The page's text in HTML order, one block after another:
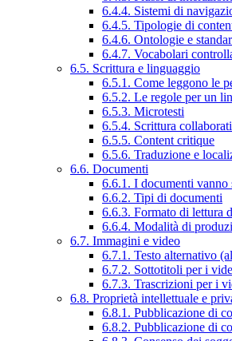
6.4.4. Sistemi di
6.4.5. Tipologie di
6.4.6. Ontologie e
6.4.7. Vocabolari
6.5. Scrittura e linguaggio
6.5.1. Come leggono le
6.5.2. Le regole per un
6.5.3. Microtesti
6.5.4. Scrittura
6.5.5. Content critique
6.5.6. Traduzione e
6.6. Documenti
6.6.1. I documenti vanno
6.6.2. Tipi di documenti
6.6.3. Formato di lettura
6.6.4. Modalità di
6.7. Immagini e video
6.7.1. Testo alternativo
6.7.2. Sottotitoli per i
6.7.3. Trascrizioni per i
6.8. Proprietà intellettuale e
6.8.1. Pubblicazione di
6.8.2. Pubblicazione di